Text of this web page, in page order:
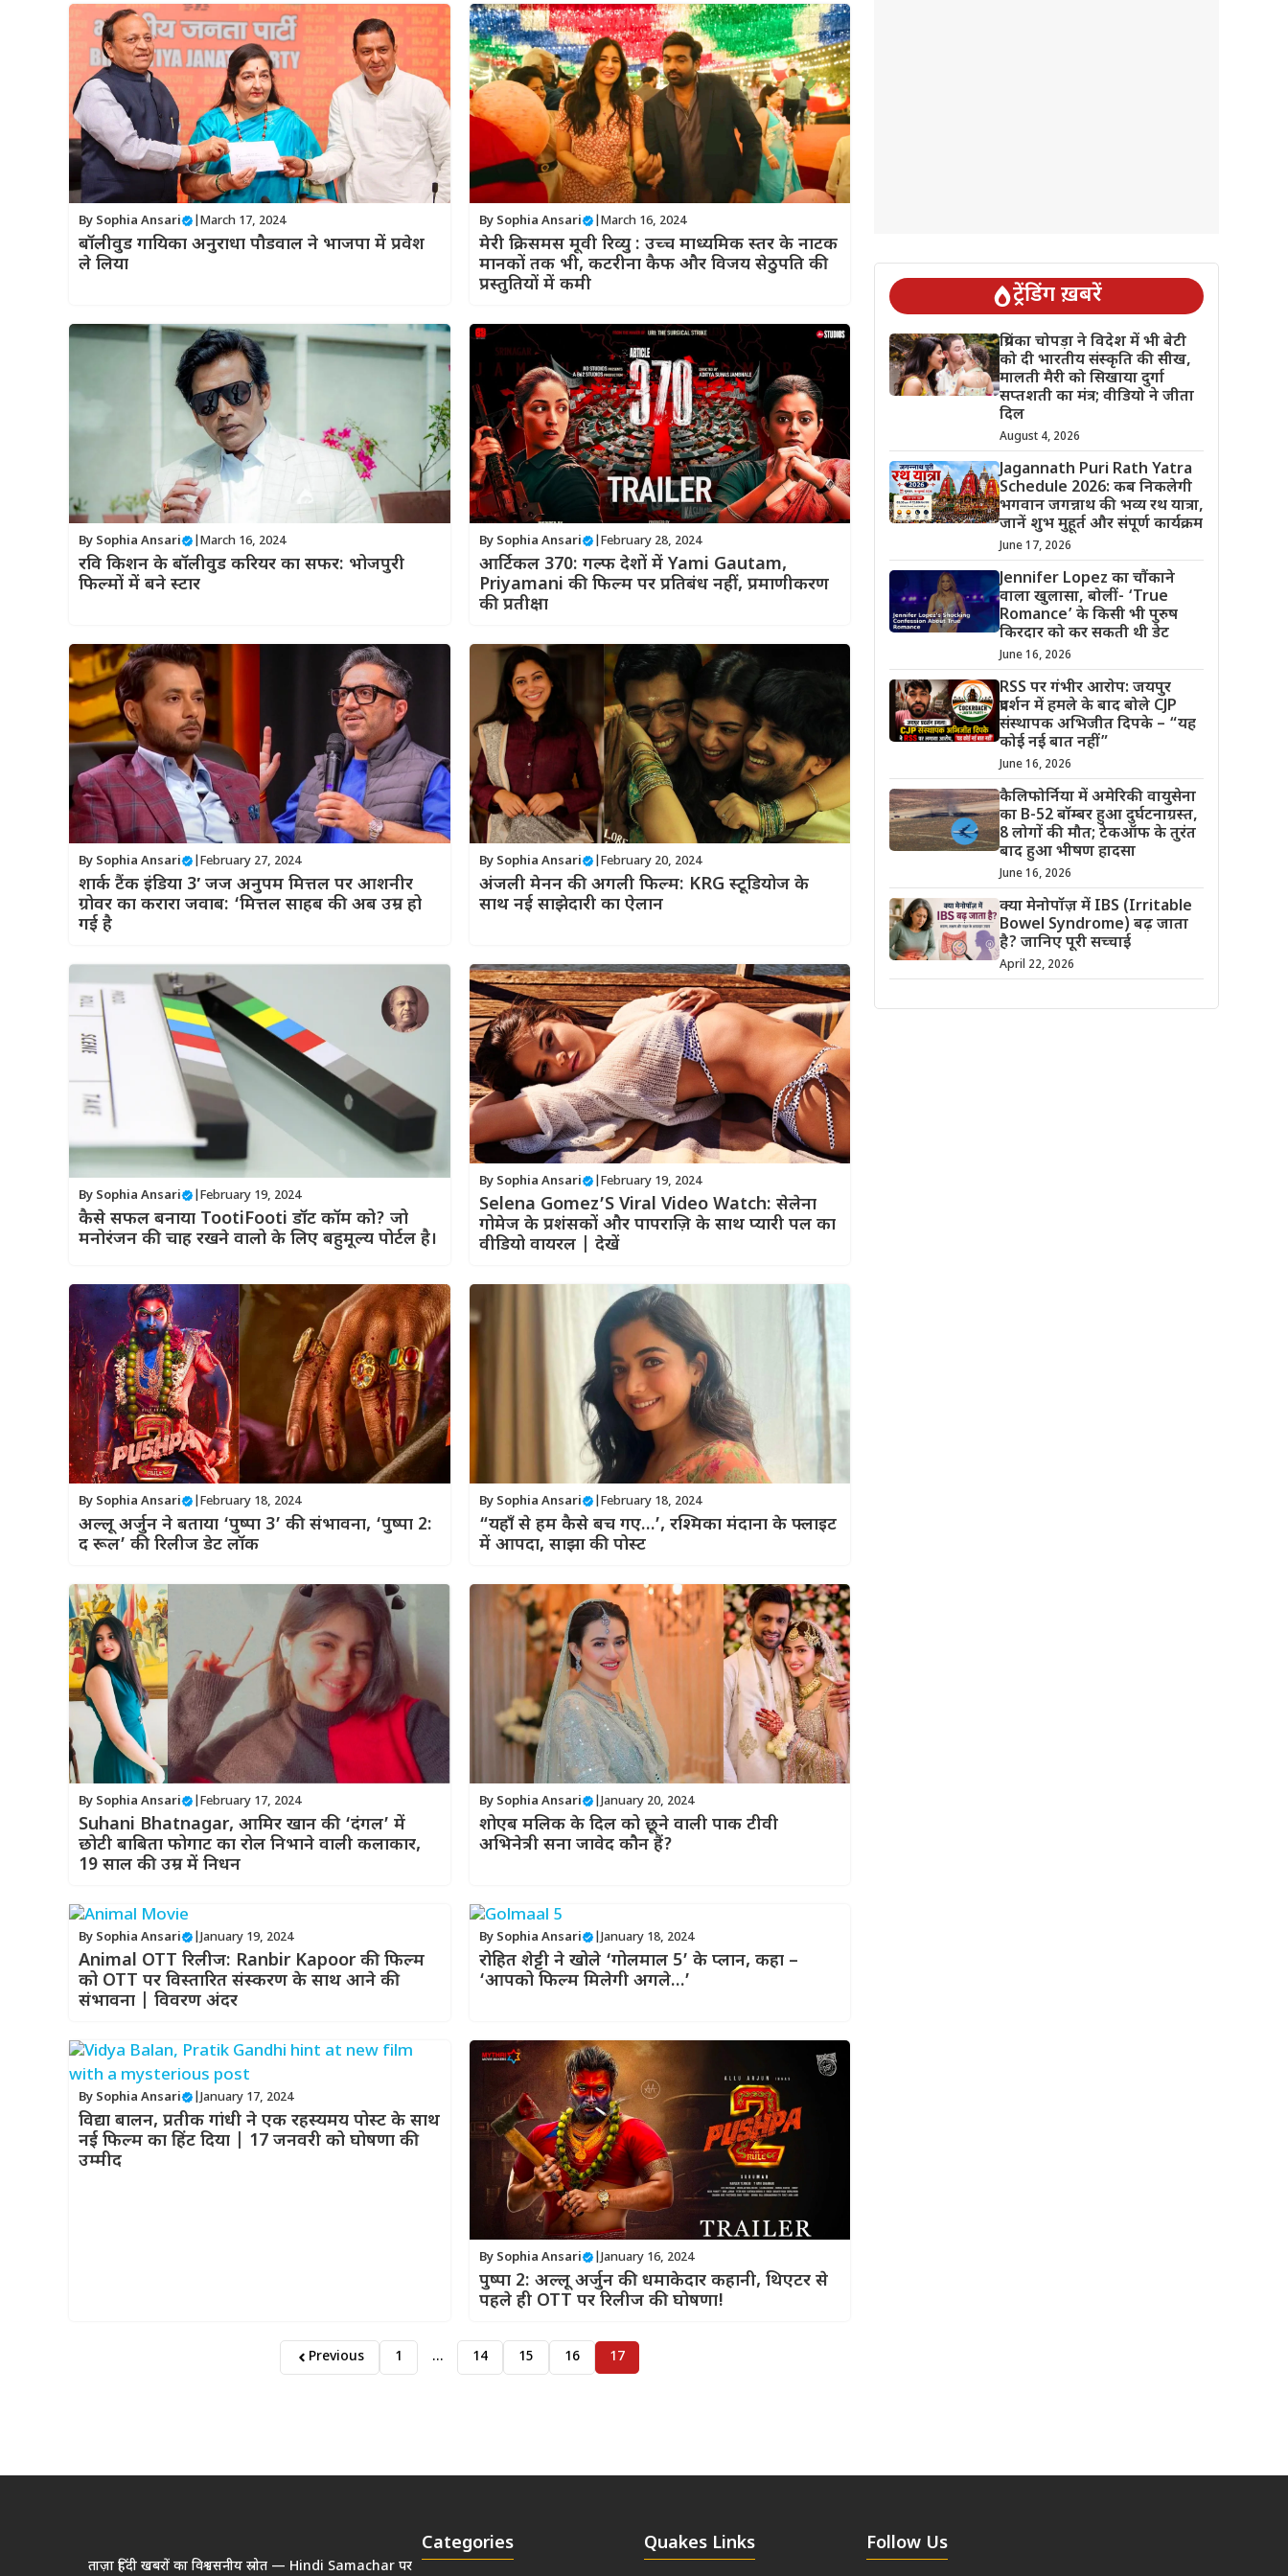
By Sophia Ansari March 17, 2024
बॉलीवुड गायिका अनुराधा पौडवाल ने भाजपा में प्रवेश
ले लिया
By Sophia Ansari | March 16, 2024
मेरी क्रिसमस मूवी रिव्यु : उच्च माध्यमिक स्तर के नाटक
मानकों तक भी, कटरीना कैफ और विजय सेठुपति की
प्रस्तुतियों में कमी
By Sophia Ansari March 16, 2024
रवि किशन के बॉलीवुड करियर का सफर: भोजपुरी
फिल्मों में बने स्टार
By Sophia Ansari | February 28, 2024
आर्टिकल 370: गल्फ देशों में Yami Gautam,
Priyamani की फिल्म पर प्रतिबंध नहीं, प्रमाणीकरण
की प्रतीक्षा
By Sophia Ansari February 27, 2024
शार्क टैंक इंडिया 3′ जज अनुपम मित्तल पर आशनीर
ग्रोवर का करारा जवाब: ‘मित्तल साहब की अब उम्र हो
गई है
By Sophia Ansari | February 20, 2024
अंजली मेनन की अगली फिल्म: KRG स्टूडियोज के
साथ नई साझेदारी का ऐलान
By Sophia Ansari February 19, 2024
कैसे सफल बनाया TootiFooti डॉट कॉम को? जो
मनोरंजन की चाह रखने वालो के लिए बहुमूल्य पोर्टल है।
By Sophia Ansari | February 19, 2024
Selena Gomez’S Viral Video Watch: सेलेना
गोमेज के प्रशंसकों और पापराज़ि के साथ प्यारी पल का
वीडियो वायरल | देखें
By Sophia Ansari February 18, 2024
अल्लू अर्जुन ने बताया ‘पुष्पा 3’ की संभावना, ‘पुष्पा 2:
द रूल’ की रिलीज डेट लॉक
By Sophia Ansari | February 18, 2024
“यहाँ से हम कैसे बच गए…’, रश्मिका मंदाना के फ्लाइट
में आपदा, साझा की पोस्ट
By Sophia Ansari February 17, 2024
Suhani Bhatnagar, आमिर खान की ‘दंगल’ में
छोटी बाबिता फोगाट का रोल निभाने वाली कलाकार,
19 साल की उम्र में निधन
By Sophia Ansari | January 20, 2024
शोएब मलिक के दिल को छूने वाली पाक टीवी
अभिनेत्री सना जावेद कौन हैं?
By Sophia Ansari January 19, 2024
Animal OTT रिलीज: Ranbir Kapoor की फिल्म
को OTT पर विस्तारित संस्करण के साथ आने की
संभावना | विवरण अंदर
By Sophia Ansari | January 18, 2024
रोहित शेट्टी ने खोले ‘गोलमाल 5’ के प्लान, कहा –
‘आपको फिल्म मिलेगी अगले…’
By Sophia Ansari January 17, 2024
विद्या बालन, प्रतीक गांधी ने एक रहस्यमय पोस्ट के साथ
नई फिल्म का हिंट दिया | 17 जनवरी को घोषणा की
उम्मीद
By Sophia Ansari | January 16, 2024
पुष्पा 2: अल्लू अर्जुन की धमाकेदार कहानी, थिएटर से
पहले ही OTT पर रिलीज की घोषणा!
Previous 1 … 14 15 16 17
ट्रेंडिंग ख़बरें
प्रियंका चोपड़ा ने विदेश में भी बेटी
को दी भारतीय संस्कृति की सीख,
मालती मैरी को सिखाया दुर्गा
सप्तशती का मंत्र; वीडियो ने जीता
दिल
August 4, 2026
Jagannath Puri Rath Yatra
Schedule 2026: कब निकलेगी
भगवान जगन्नाथ की भव्य रथ यात्रा,
जानें शुभ मुहूर्त और संपूर्ण कार्यक्रम
June 17, 2026
Jennifer Lopez का चौंकाने
वाला खुलासा, बोलीं- ‘True
Romance’ के किसी भी पुरुष
किरदार को कर सकती थी डेट
June 16, 2026
RSS पर गंभीर आरोप: जयपुर
प्रदर्शन में हमले के बाद बोले CJP
संस्थापक अभिजीत दिपके – “यह
कोई नई बात नहीं”
June 16, 2026
कैलिफोर्निया में अमेरिकी वायुसेना
का B-52 बॉम्बर हुआ दुर्घटनाग्रस्त,
8 लोगों की मौत; टेकऑफ के तुरंत
बाद हुआ भीषण हादसा
June 16, 2026
क्या मेनोपॉज़ में IBS (Irritable
Bowel Syndrome) बढ़ जाता
है? जानिए पूरी सच्चाई
April 22, 2026
ताज़ा हिंदी खबरों का विश्वसनीय स्रोत — Hindi Samachar पर
Categories Quakes Links Follow Us